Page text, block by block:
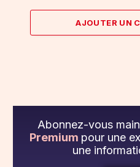
AJOUTER UN
Abonnez-vous
Premium pour une
une